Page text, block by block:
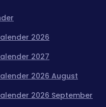
2026
2027
2026 August
2026 September